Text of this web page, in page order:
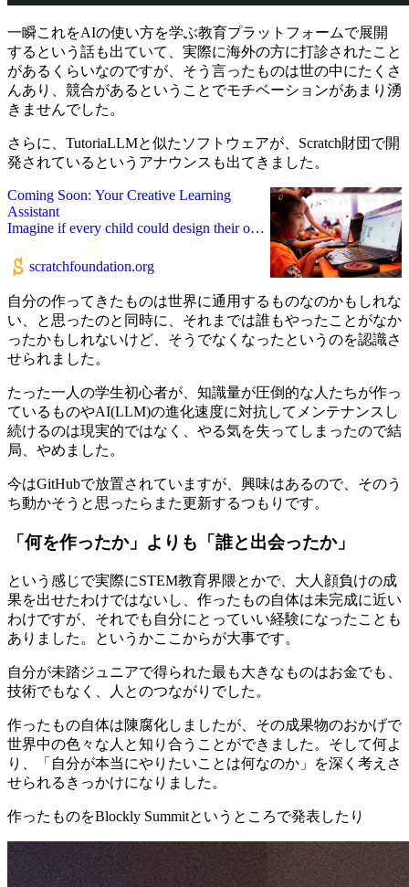
一瞬これをAIの使い方を学ぶ教育プラットフォームで展開
するという話も出ていて、実際に海外の方に打診されたこと
があるくらいなのですが、そう言ったものは世の中にたくさ
んあり、競合があるということでモチベーションがあまり湧
きませんでした。
さらに、TutoriaLLMと似たソフトウェアが、Scratch財団で開
発されているというアナウンスも出てきました。
Coming Soon: Your Creative Learning
Assistant
Imagine if every child could design their own
what excites them, and how they want to
learn. We’re bringing that vision to life
through an AI-powered tool that puts creative
control in kids’ hands. Whether they want a
debugging assistant, a storytelling partner, or
a discovery tool to find peers and projects,
young people decide how their assistant helps
have been using Scratch to create, connect,
and grow. Scratch made coding creative.
Now, it’s doing the same for AI.
scratchfoundation.org
自分の作ってきたものは世界に通用するものなのかもしれな
い、と思ったのと同時に、それまでは誰もやったことがなか
ったかもしれないけど、そうでなくなったというのを認識さ
せられました。
たった一人の学生初心者が、知識量が圧倒的な人たちが作っ
ているものやAI(LLM)の進化速度に対抗してメンテナンスし
続けるのは現実的ではなく、やる気を失ってしまったので結
局、やめました。
今はGitHubで放置されていますが、興味はあるので、そのう
ち動かそうと思ったらまた更新するつもりです。
「何を作ったか」よりも「誰と出会ったか」
という感じで実際にSTEM教育界隈とかで、大人顔負けの成
果を出せたわけではないし、作ったもの自体は未完成に近い
わけですが、それでも自分にとっていい経験になったことも
ありました。というかここからが大事です。
自分が未踏ジュニアで得られた最も大きなものはお金でも、
技術でもなく、人とのつながりでした。
作ったもの自体は陳腐化しましたが、その成果物のおかげで
世界中の色々な人と知り合うことができました。そして何よ
り、「自分が本当にやりたいことは何なのか」を深く考えさ
せられるきっかけになりました。
作ったものをBlockly Summitというところで発表したり